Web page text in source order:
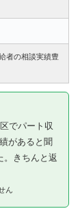
者の相談実績豊
でパート収
があると聞
。きちんと返
ん